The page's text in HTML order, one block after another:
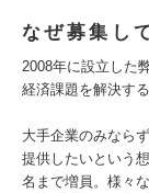
なぜ募集し
2008年に設立した
経済課題を解決す
大手企業のみなら
提供したいという
名まで増員。様々